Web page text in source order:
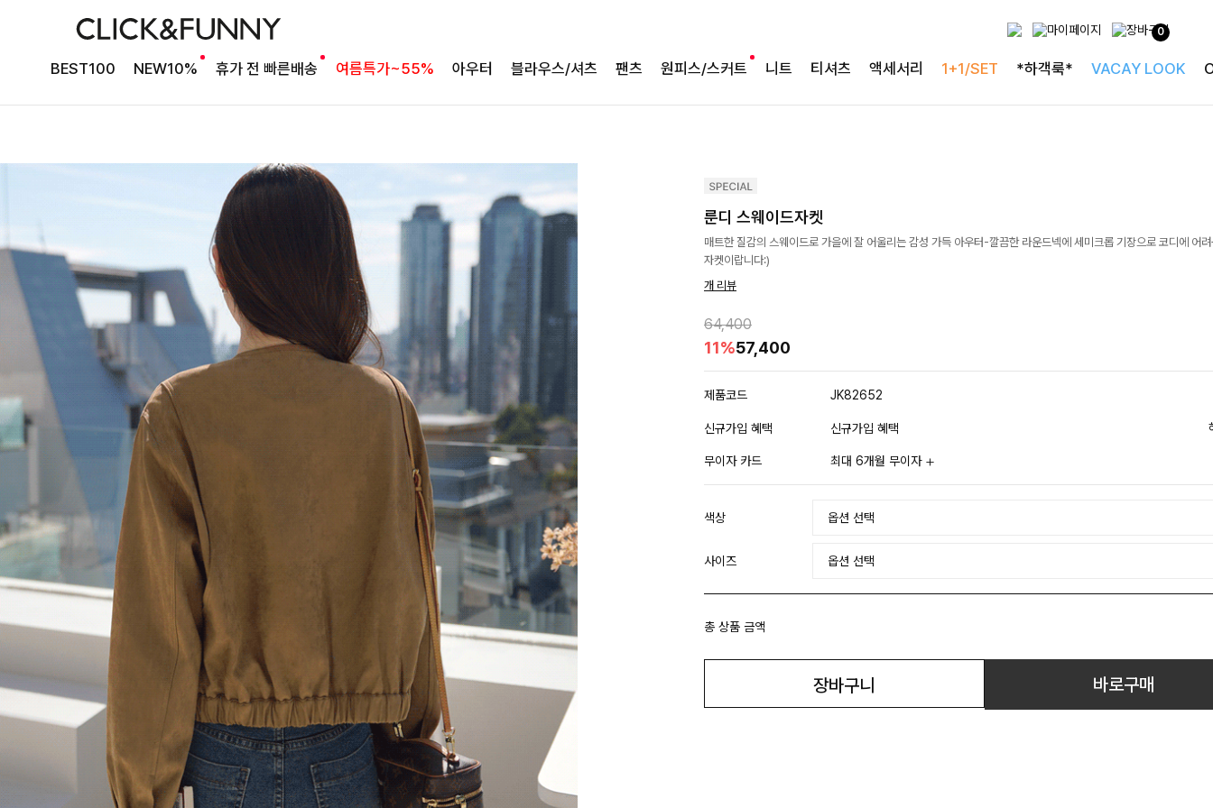
0
BEST100 NEW10% 휴가 전 빠른배송 여름특가~55% 아우터 블라우스/셔츠 팬츠 원피스/스커트 니트 티셔츠 액세서리 1+1/SET *하객룩* VACAY LOOK
룬디 스웨이드자켓
매트한 질감의 스웨이드로 가을에 잘 어울리는 감성 가득 아우터-깔끔한 라운드넥에 세미크롭 기장으로 코디에 어
자켓이랍니다:)
개 리뷰
64,400
11%57,400
제품코드 JK82652
신규가입 혜택 신규가입 혜택
무이자 카드 최대 6개월 무이자
색상
사이즈
총 상품 금액
장바구니 바로구매